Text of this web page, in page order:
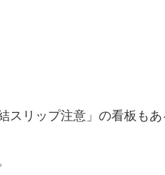
スリップ注意」の看板も